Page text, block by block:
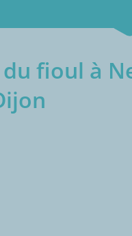
fioul à